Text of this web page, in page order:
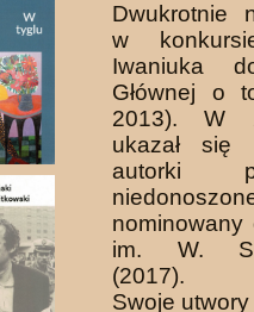
Dwukrotnie
w
Iwaniuka
Głównej o
2013). W
ukazał się
autorki
im. W.
(2017).
Swoje utwory